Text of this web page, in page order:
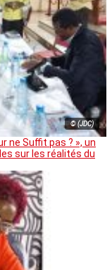
© (JDC)
ne Suffit pas ? », un
sur les réalités du